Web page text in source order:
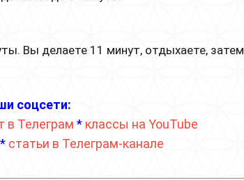
Вы делаете 11 минут, отдыхаете, затем
соцсети:
в Телеграм * классы на YouTube
* статьи в Телеграм-канале